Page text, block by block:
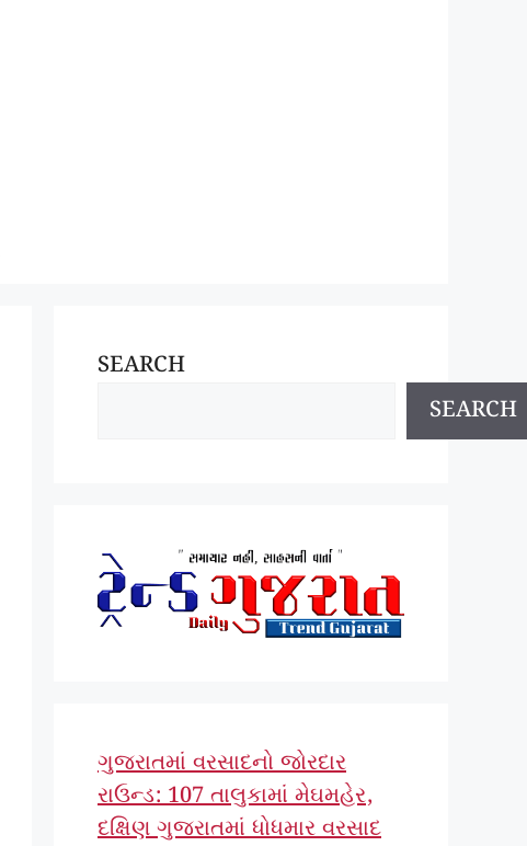
SEARCH
SEARCH
ગુજરાતમાં વરસાદનો જોરદાર
રાઉન્ડ: 107 તાલુકામાં મેઘમહેર,
દક્ષિણ ગુજરાતમાં ધોધમાર વરસાદ